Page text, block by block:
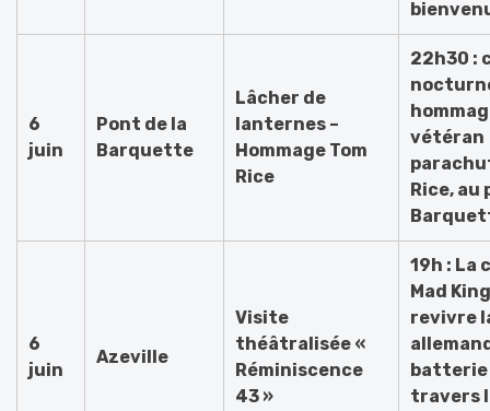
6
juin
Pont de la
Barquette
Lâcher de
lanternes –
Hommage Tom
Rice
22h30 :
vétéran
Rice, au
6
juin
Azeville
Visite
théâtralisée «
Réminiscence
43 »
19h : La
Mad
revivre
batterie
travers